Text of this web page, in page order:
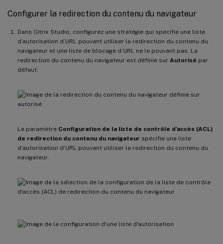
Configurer la redirection du contenu du navigateur
Dans Citrix Studio, configurez une stratégie qui spécifie une liste
d’autorisation d’URL pouvant utiliser la redirection du contenu du
navigateur et une liste de blocage d’URL ne le pouvant pas. La
redirection du contenu du navigateur est définie sur Autorisé par
défaut.
Le paramètre Configuration de la liste de contrôle d’accès (ACL)
de redirection du contenu du navigateur spécifie une liste
d’autorisation d’URL pouvant utiliser la redirection du contenu du
navigateur.